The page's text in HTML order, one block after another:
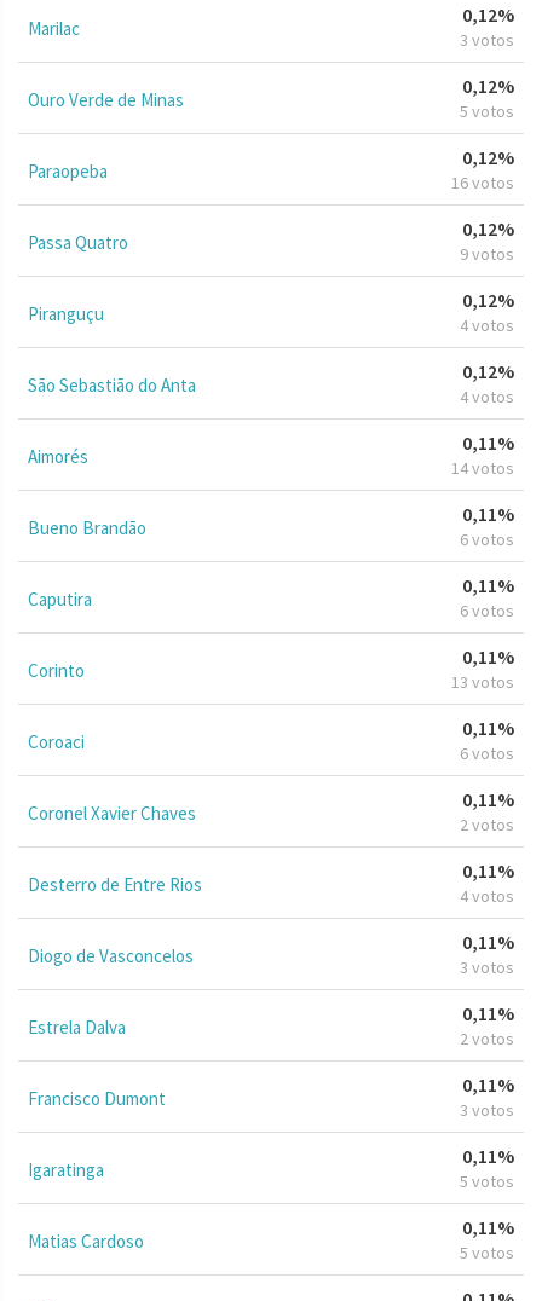
Marilac
0,12%
3 votos
Ouro Verde de Minas
0,12%
5 votos
Paraopeba
0,12%
16 votos
Passa Quatro
0,12%
9 votos
Piranguçu
0,12%
4 votos
São Sebastião do Anta
0,12%
4 votos
Aimorés
0,11%
14 votos
Bueno Brandão
0,11%
6 votos
Caputira
0,11%
6 votos
Corinto
0,11%
13 votos
Coroaci
0,11%
6 votos
Coronel Xavier Chaves
0,11%
2 votos
Desterro de Entre Rios
0,11%
4 votos
Diogo de Vasconcelos
0,11%
3 votos
Estrela Dalva
0,11%
2 votos
Francisco Dumont
0,11%
3 votos
Igaratinga
0,11%
5 votos
Matias Cardoso
0,11%
5 votos